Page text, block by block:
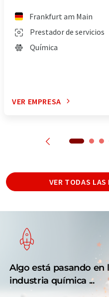
Frankfurt am Main
Prestador de servicios
Química
VER EMPRESA
VER TODAS LAS
Algo está pasando en
industria química ...